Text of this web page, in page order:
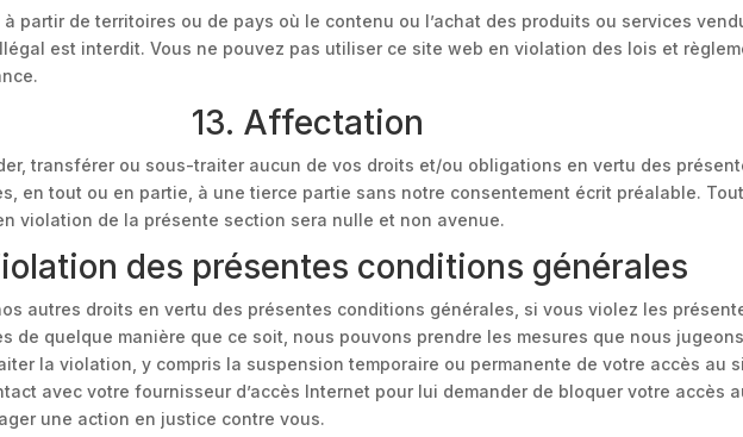
à partir de territoires ou de pays où le contenu ou l’achat des produits ou services
est interdit. Vous ne pouvez pas utiliser ce site web en violation des lois et
13. Affectation
transférer ou sous-traiter aucun de vos droits et/ou obligations en vertu des
en tout ou en partie, à une tierce partie sans notre consentement écrit préalable.
violation de la présente section sera nulle et non avenue.
des présentes conditions générales
autres droits en vertu des présentes conditions générales, si vous violez les
de quelque manière que ce soit, nous pouvons prendre les mesures que nous jugeons
la violation, y compris la suspension temporaire ou permanente de votre accès au
avec votre fournisseur d’accès Internet pour lui demander de bloquer votre accès
une action en justice contre vous.